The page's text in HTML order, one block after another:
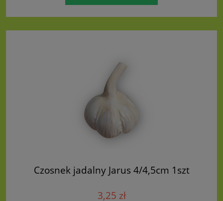
Czosnek jadalny Jarus 4/4,5cm 1szt
3,25 zł